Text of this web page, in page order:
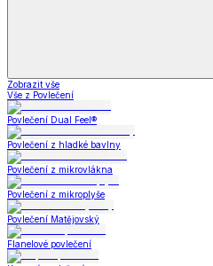
Zobrazit vše
Vše z Povlečení
Povlečení Dual Feel®
Povlečení z hladké bavlny
Povlečení z mikrovlákna
Povlečení z mikroplyše
Povlečení Matějovský
Flanelové povlečení